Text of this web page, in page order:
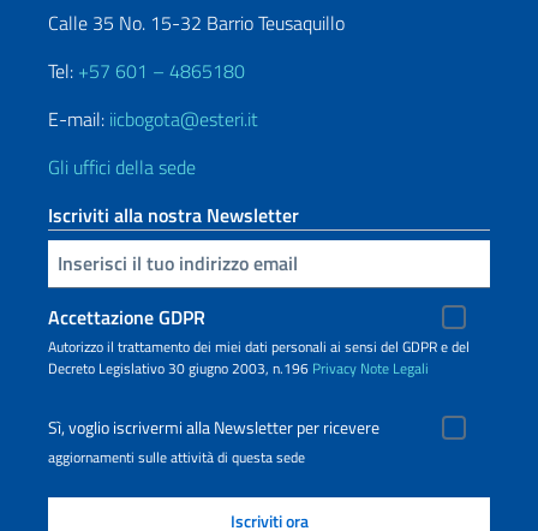
Calle 35 No. 15-32 Barrio Teusaquillo
Tel: +57 601 – 4865180
E-mail: iicbogota@esteri.it
Gli uffici della sede
Iscriviti alla nostra Newsletter
Inserisci la tua email
Accettazione GDPR
Autorizzo il trattamento dei miei dati personali ai sensi del GDPR e del
Decreto Legislativo 30 giugno 2003, n.196 Privacy Note Legali
Sì, voglio iscrivermi alla Newsletter per ricevere
aggiornamenti sulle attività di questa sede